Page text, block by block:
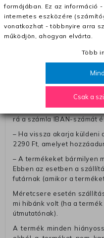
számolunk fel (oda -vissza
Pénzvisszatérítés:
A pénz visszatérítéséhez
Öntől a terméket/
értéke eltér 0 FT-tól,
csomagba kérjük,
felírja telefonszámát/
egyszerűsítése
rá a számla IBAN-számát
– Ha vissza akarja küldeni
2290 Ft, amelyet
– A termékeket bármilyen
Ebben az esetben a
futárnak (amikor a
Méretcsere esetén
mi hibánk volt (ha a
útmutatónak).
A termék minden
formájában. Ez az információ
internetes eszközére
vonatkozhat - többnyire arra
működjön, ahogyan elvárta.
Több
Csak a